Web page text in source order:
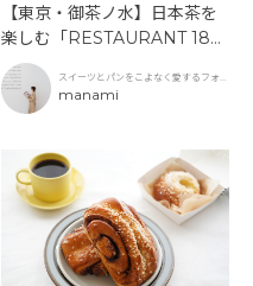
【東京・御茶ノ水】日本茶を
楽しむ「RESTAURANT 189
9 OCHANOMIZU」の抹茶ア
フタヌーンティーと新作クリ
ームソーダ
スイーツとパンをこよなく愛するフォト
グラファー
manami